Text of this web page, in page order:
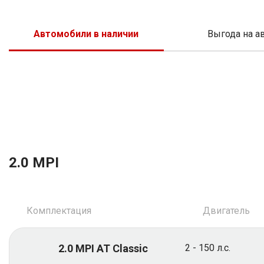
SsangYong
SEAT
Автомобили в наличии Выгода на
2.0 MPI
Комплектация Двигатель
2.0 MPI AT Classic 2 - 150 л.с.